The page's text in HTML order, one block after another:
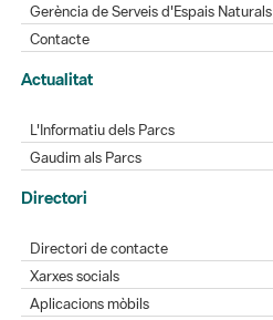
Gerència de Serveis d'Espais Naturals
Contacte
Actualitat
L'Informatiu dels Parcs
Gaudim als Parcs
Directori
Directori de contacte
Xarxes socials
Aplicacions mòbils